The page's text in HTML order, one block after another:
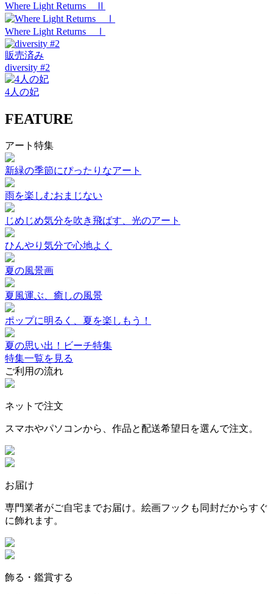
Where Light Returns Ⅱ
Where Light Returns Ⅰ
販売済み
diversity #2
4人の妃
FEATURE
アート特集
新緑の季節にぴったりなアート
雨を楽しむおまじない
じめじめ気分を吹き飛ばす、光のアート
ひんやり気分で心地よく
夏の風景画
夏風運ぶ、癒しの風景
ポップに明るく、夏を楽しもう！
夏の思い出！ビーチ特集
特集一覧を見る
ご利用の流れ
ネットで注文
スマホやパソコンから、作品と配送希望日を選んで注文。
お届け
専門業者がご自宅までお届け。絵画フックも同封だからすぐ
に飾れます。
飾る・鑑賞する